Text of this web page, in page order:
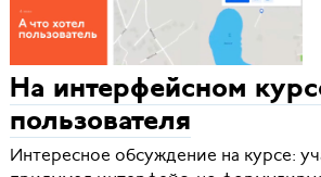
На интерфейсном
пользователя
Интересное обсуждение на курсе: